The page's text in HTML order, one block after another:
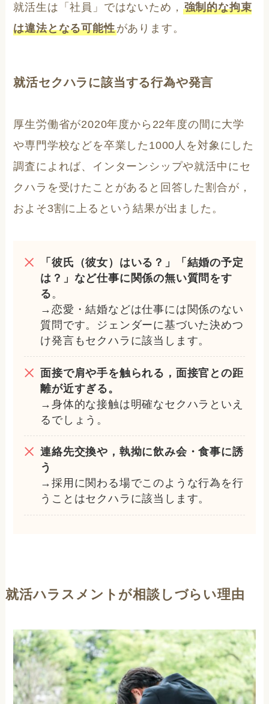
就活生は「社員」ではないため， 強制的な拘束
は違法となる可能性があります。
就活セクハラに該当する行為や発言
厚生労働省が2020年度から22年度の間に大学
や専門学校などを卒業した1000人を対象にした
調査によれば、インターンシップや就活中にセ
クハラを受けたことがあると回答した割合が，
およそ3割に上るという結果が出ました。
「彼氏（彼女）はいる？」「結婚の予定
は？」など仕事に関係の無い質問をす
る 。
→恋愛・結婚などは仕事には関係のない
質問です。ジェンダーに基づいた決めつ
け発言もセクハラに該当します。
面接で肩や手を触られる，面接官との距
離が近すぎる。
→身体的な接触は明確なセクハラといえ
るでしょう。
連絡先交換や，執拗に飲み会・食事に誘
う
→採用に関わる場でこのような行為を行
うことはセクハラに該当します。
就活ハラスメントが相談しづらい理由